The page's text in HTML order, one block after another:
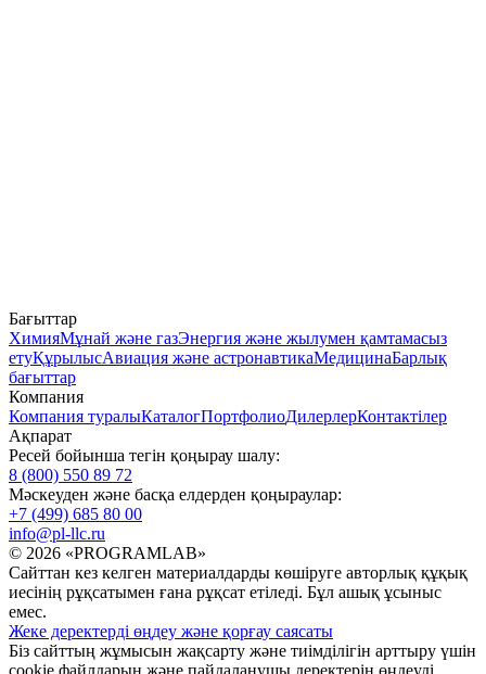
Бағыттар
ХимияМұнай және газЭнергия және жылумен қамтамасыз
етуҚұрылысАвиация және астронавтикаМедицинаБарлық
бағыттар
Компания
Компания туралыКаталогПортфолиоДилерлерКонтактілер
Ақпарат
Ресей бойынша тегін қоңырау шалу:
8 (800) 550 89 72
Мәскеуден және басқа елдерден қоңыраулар:
+7 (499) 685 80 00
info@pl-llc.ru
© 2026 «PROGRAMLAB»
Сайттан кез келген материалдарды көшіруге авторлық құқық
иесінің рұқсатымен ғана рұқсат етіледі. Бұл ашық ұсыныс
емес.
Жеке деректерді өңдеу және қорғау саясаты
Біз сайттың жұмысын жақсарту және тиімділігін арттыру үшін
cookie файлдарын және пайдаланушы деректерін өңдеуді